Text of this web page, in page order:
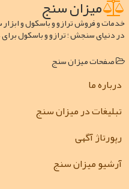
میزان سنج
خدمات و فروش ترازو و باسکول و
در دنیای سنجش ؛ ترازو و باسکول
صفحات میزان سنج
درباره ما
تبلیغات در میزان سنج
رپورتاژ آگهی
آرشیو میزان سنج